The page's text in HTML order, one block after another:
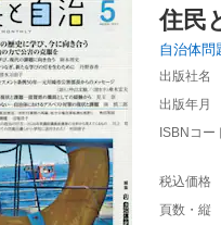
住民
自治体問
出版社名
出版年月
ISBNコー
税込価格
頁数・縦